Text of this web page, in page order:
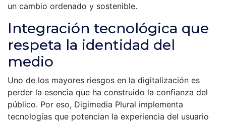
un cambio ordenado y sostenible.
Integración tecnológica que
respeta la identidad del
medio
Uno de los mayores riesgos en la digitalización es
perder la esencia que ha construido la confianza del
público. Por eso, Digimedia Plural implementa
tecnologías que potencian la experiencia del usuario